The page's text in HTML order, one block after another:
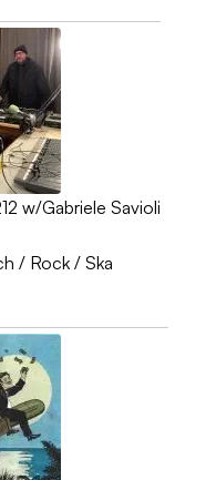
w/Gabriele Savioli
/ Rock / Ska